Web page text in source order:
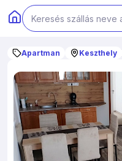
Apartman Keszthely